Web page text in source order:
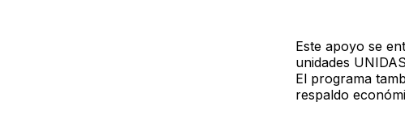
Este apoyo se
unidades
El programa
respaldo